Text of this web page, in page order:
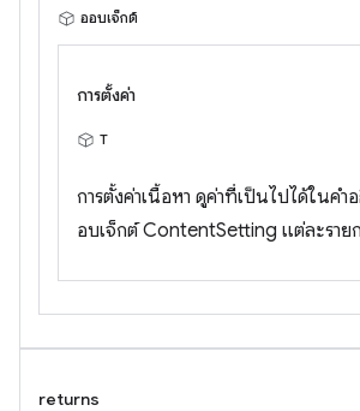
ออบเจ็กต์
การตั้งค่า
T
การตั้งค่าเนื้อหา ดูค่าที่เป็นไปได้ในคำ
อบเจ็กต์ ContentSetting แต่ละราย
returns